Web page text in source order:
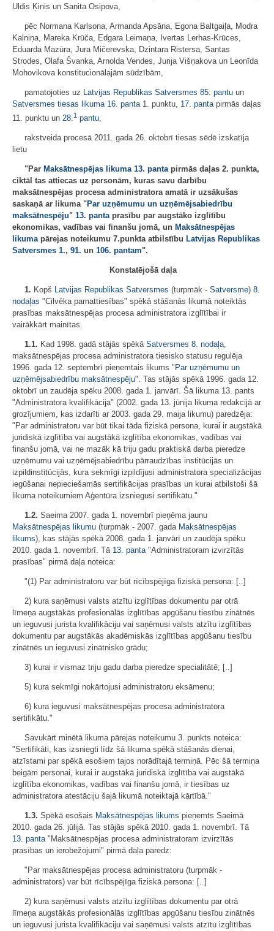
Uldis Ķinis un Sanita Osipova,
pēc Normana Karlsona, Armanda Apsāna, Egona Baltgaiļa, Modra
Kalniņa, Mareka Krūča, Edgara Leimaņa, Ivertas Lerhas-Krūces,
Eduarda Mazūra, Jura Mičerevska, Dzintara Ristersa, Santas
Strodes, Olafa Švanka, Arnolda Vendes, Jurija Višņakova un Leonīda
Mohovikova konstitucionālajām sūdzībām,
pamatojoties uz Latvijas Republikas Satversmes 85. pantu un
Satversmes tiesas likuma 16. panta1. punktu, 17. pantapirmās daļas
11. punktu un 28.1 pantu,
rakstveida procesā 2011. gada 26. oktobrī tiesas sēdē izskatīja
lietu
"Par Maksātnespējas likuma 13. pantapirmās daļas 2. punkta,
ciktāl tas attiecas uz personām, kuras savu darbību
maksātnespējas procesa administratora amatā ir uzsākušas
saskaņā ar likuma "Par uzņēmumu un uzņēmējsabiedrību
maksātnespēju" 13. pantaprasību par augstāko izglītību
ekonomikas, vadības vai finanšu jomā, un Maksātnespējas
likumapārejas noteikumu 7.punkta atbilstību Latvijas Republikas
Satversmes 1., 91. un 106. pantam".
Konstatējošā daļa
1. Kopš Latvijas Republikas Satversmes (turpmāk - Satversme) 8.
nodaļas "Cilvēka pamattiesības" spēkā stāšanās likumā noteiktās
prasības maksātnespējas procesa administratora izglītībai ir
vairākkārt mainītas.
1.1. Kad 1998. gadā stājās spēkā Satversmes 8. nodaļa,
maksātnespējas procesa administratora tiesisko statusu regulēja
1996. gada 12. septembrī pieņemtais likums " Par uzņēmumu un
uzņēmējsabiedrību maksātnespēju". Tas stājās spēkā 1996. gada 12.
oktobrī un zaudēja spēku 2008. gada 1. janvārī. Šā likuma 13. pants
"Administratora kvalifikācija" (2002. gada 13. jūnija likuma redakcijā ar
grozījumiem, kas izdarīti ar 2003. gada 29. maija likumu) paredzēja:
"Par administratoru var būt tikai tāda fiziskā persona, kurai ir augstākā
juridiskā izglītība vai augstākā izglītība ekonomikas, vadības vai
finanšu jomā, vai ne mazāk kā triju gadu praktiskā darba pieredze
uzņēmumu vai uzņēmējsabiedrību pārraudzības institūcijās un
izpildinstitūcijās, kura sekmīgi izpildījusi administratora specializācijas
iegūšanai nepieciešamās sertifikācijas prasības un kurai atbilstoši šā
likuma noteikumiem Aģentūra izsniegusi sertifikātu."
1.2. Saeima 2007. gada 1. novembrī pieņēma jaunu
Maksātnespējas likumu (turpmāk - 2007. gada Maksātnespējas
likums), kas stājās spēkā 2008. gada 1. janvārī un zaudēja spēku
2010. gada 1. novembrī. Tā 13. panta"Administratoram izvirzītās
prasības" pirmā daļa noteica:
"(1) Par administratoru var būt rīcībspējīga fiziskā persona: [..]
2) kura saņēmusi valsts atzītu izglītības dokumentu par otrā
līmeņa augstākās profesionālās izglītības apgūšanu tiesību zinātnēs
un ieguvusi jurista kvalifikāciju vai saņēmusi valsts atzītu izglītības
dokumentu par augstākās akadēmiskās izglītības apgūšanu tiesību
zinātnēs un ieguvusi zinātnisko grādu;
3) kurai ir vismaz triju gadu darba pieredze specialitātē; [..]
5) kura sekmīgi nokārtojusi administratoru eksāmenu;
6) kura ieguvusi maksātnespējas procesa administratora
sertifikātu."
Savukārt minētā likuma pārejas noteikumu 3. punkts noteica:
"Sertifikāti, kas izsniegti līdz šā likuma spēkā stāšanās dienai,
atzīstami par spēkā esošiem tajos norādītajā termiņā. Pēc šā termiņa
beigām personai, kurai ir augstākā juridiskā izglītība vai augstākā
izglītība ekonomikas, vadības vai finanšu jomā, ir tiesības uz
administratora atestāciju šajā likumā noteiktajā kārtībā."
1.3. Spēkā esošais Maksātnespējas likums pieņemts Saeimā
2010. gada 26. jūlijā. Tas stājās spēkā 2010. gada 1. novembrī. Tā
13. panta"Maksātnespējas procesa administratoram izvirzītās
prasības un ierobežojumi" pirmā daļa paredz:
"Par maksātnespējas procesa administratoru (turpmāk -
administrators) var būt rīcībspējīga fiziskā persona: [..]
2) kura saņēmusi valsts atzītu izglītības dokumentu par otrā
līmeņa augstākās profesionālās izglītības apgūšanu tiesību zinātnēs
un ieguvusi jurista kvalifikāciju vai saņēmusi valsts atzītu izglītības